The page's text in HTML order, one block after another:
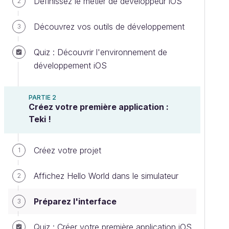
3 Découvrez vos outils de développement
Quiz : Découvrir l'environnement de
développement iOS
PARTIE 2
Créez votre première application :
Teki !
1 Créez votre projet
2 Affichez Hello World dans le simulateur
3 Préparez l'interface
Quiz : Créer votre première application iOS